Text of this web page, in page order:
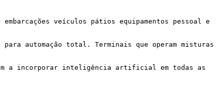
veículos pátios equipamentos pessoal e
automação total. Terminais que operam misturas
a incorporar inteligência artificial em todas as